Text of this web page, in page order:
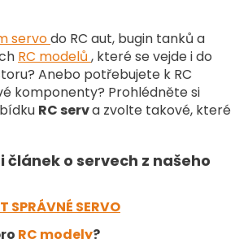
servodo RC aut, bugin tanků a
RC modelů , které se vejde i do
Anebo potřebujete k RC
komponenty? Prohlédněte si
RC serva zvolte takové, které
článek o servech z našeho
SPRÁVNÉ SERVO
RC modely?